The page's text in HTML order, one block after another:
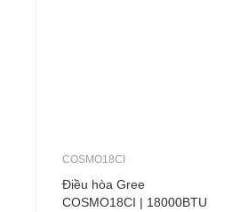
COSMO18CI
Điều hòa Gree
COSMO18CI | 18000BTU